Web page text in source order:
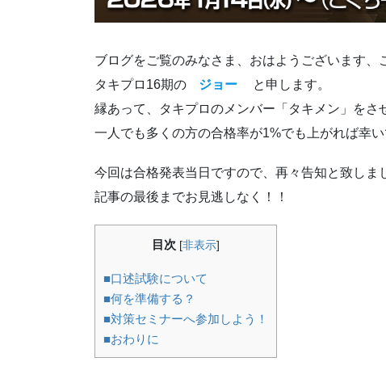
ブログをご覧のみなさま、おはようございます、
タキプロ16期の
ジョー
と申します。
縁あって、タキプロのメンバー「タキメン」を
一人でも多くの方の合格率が1%でも上がれば幸い
今回は合格発表当日ですので、再々告知と致しま
記事の最後までお見逃しなく！！
目次 [非表示]
■口述試験について
■何を準備する？
■対策セミナーへ参加しよう！
■おわりに